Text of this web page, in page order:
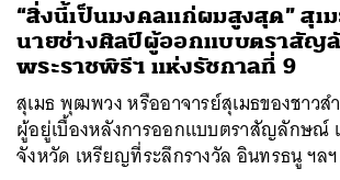
​“สิ่งนี้เป็นมงคลแก่ผมสูงสุด” สุ
นายช่างศิลป์ผู้ออกแบบตราสัญ
พระราชพิธีฯ แห่งรัชกาลที่ 9
สุเมธ พุฒพวง หรืออาจารย์สุเมธของชาว
ผู้อยู่เบื้องหลังการออกแบบตราสัญลักษณ์
จังหวัด เหรียญที่ระลึกรางวัล อินทรธนู ฯล